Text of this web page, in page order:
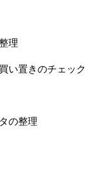
理
い置きのチェック
の整理